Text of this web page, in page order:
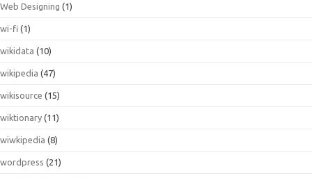
Web Designing (1)
wi-fi (1)
wikidata (10)
wikipedia (47)
wikisource (15)
wiktionary (11)
wiwkipedia (8)
wordpress (21)